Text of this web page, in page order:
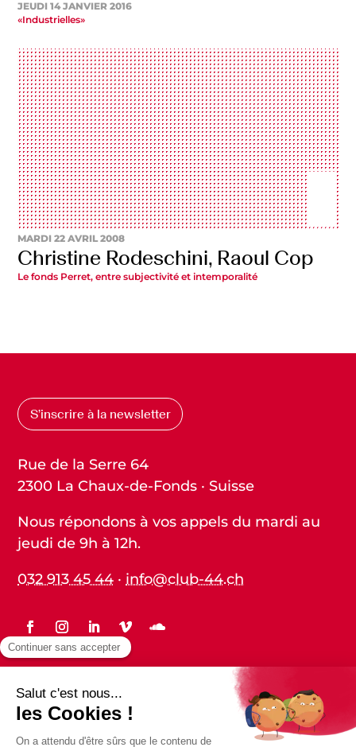
JEUDI 14 JANVIER 2016
«Industrielles»
MARDI 22 AVRIL 2008
Christine Rodeschini, Raoul Cop
Le fonds Perret, entre subjectivité et intemporalité
S’inscrire à la newsletter
Rue de la Serre 64
2300 La Chaux-de-Fonds · Suisse
Nous répondons à vos appels du mardi au
jeudi de 9h à 12h.
032 913 45 44 ·info@club-44.ch
Protection des données